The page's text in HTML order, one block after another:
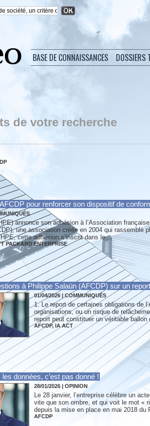
BASE DE CONNAISSANCES DOSSIERS
de votre recherche
pour renforcer son dispositif de
annonce son adhésion à l’Association
une association créée en 2004 qui rassemble
cette adhésion s’inscrit dans le...
PACKARD ENTERPRISE
à Philippe Salaün (AFCDP) sur un
01/04/2026 |COMMUNIQUÉS
1. Le report de certaines obligations de
organisations, ou un risque de
report peut constituer un véritable ballon
AFCDP, IA ACT
données, c’est pas donné !
28/01/2026|OPINION
Le 28 janvier, l’entreprise célèbre un
vite que son ombre, et qui voit le mot «
depuis la mise en place en mai 2018 du
AFCDP